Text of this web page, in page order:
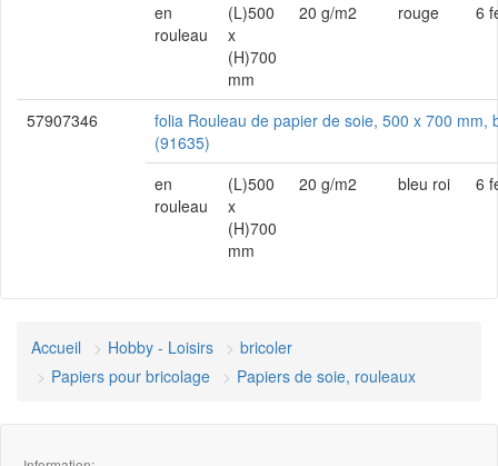
en
rouleau
(L)500
x
(H)700
mm
20 g/m2 rouge 6
57907346
folia Rouleau de papier de soie, 500 x 700 mm,
(91635)
en
rouleau
(L)500
x
(H)700
mm
20 g/m2 bleu roi 6
Accueil Hobby - Loisirs
bricoler
Papiers pour bricolage
Papiers de soie, rouleaux